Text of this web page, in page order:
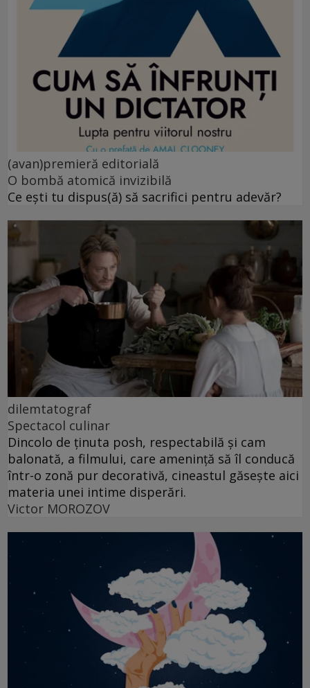
(avan)premieră editorială
O bombă atomică invizibilă
Ce ești tu dispus(ă) să sacrifici pentru adevăr?
dilemtatograf
Spectacol culinar
Dincolo de ținuta posh, respectabilă și cam
balonată, a filmului, care amenință să îl conducă
într-o zonă pur decorativă, cineastul găsește aici
materia unei intime disperări.
Victor MOROZOV